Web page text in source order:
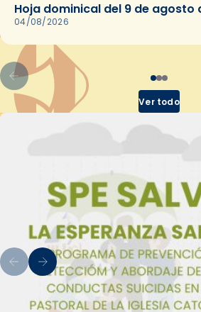
Hoja dominical del 9 de agosto
04/08/2026
Ver todo